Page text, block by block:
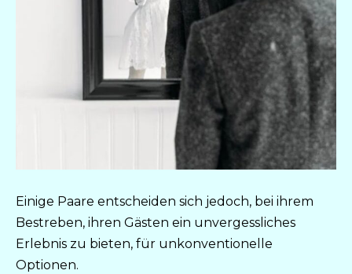
Einige Paare entscheiden sich jedoch, bei ihrem
Bestreben, ihren Gästen ein unvergessliches
Erlebnis zu bieten, für unkonventionelle
Optionen.